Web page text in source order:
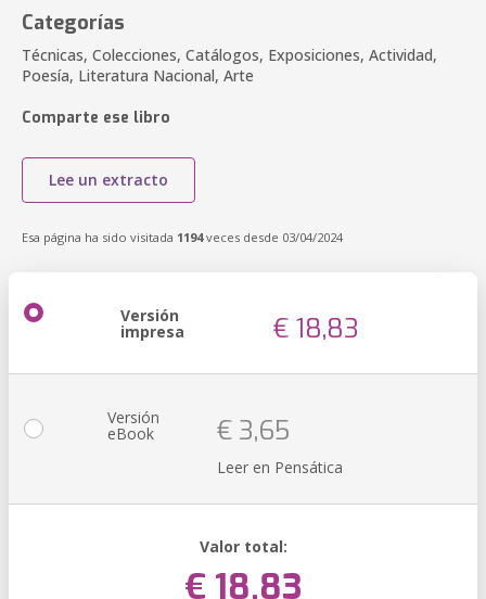
Categorías
Técnicas, Colecciones, Catálogos, Exposiciones, Actividad,
Poesía, Literatura Nacional, Arte
Comparte ese libro
Lee un extracto
Esa página ha sido visitada 1194veces desde 03/04/2024
Versión
impresa € 18,83
Versión
eBook € 3,65
Leer en Pensática
Valor total:
€ 18,83